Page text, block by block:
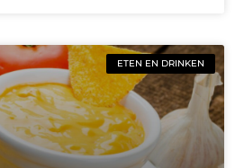
ETEN EN DRINKEN